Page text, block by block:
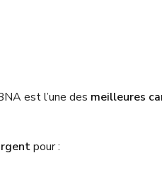
est l’une des meilleures
pour :